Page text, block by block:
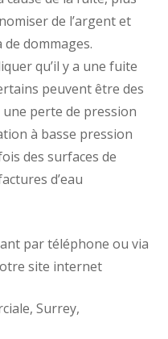
de l’argent et
dommages.
qu’il y a une fuite
peuvent être des
une perte de pression
à basse pression
des surfaces de
d’eau
par téléphone ou via
site internet